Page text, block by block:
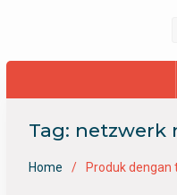
Tag: netzwerk
Home Produk dengan